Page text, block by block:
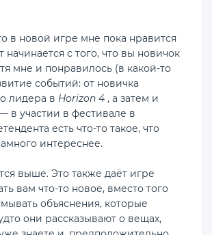
в новой игре мне пока нравится
начинается с того, что вы новичок
мне и понравилось (в какой-то
событий: от новичка
лидера в Horizon 4 , а затем и
в участии в фестивале в
есть что-то такое, что
интереснее.
выше. Это также даёт игре
вам что-то новое, вместо того
объяснения, которые
они рассказывают о вещах,